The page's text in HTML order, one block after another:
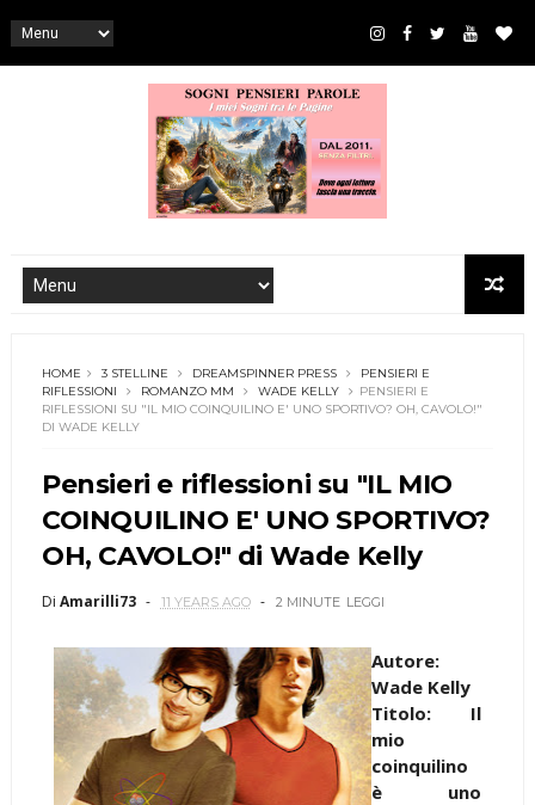
HOME 3 STELLINE DREAMSPINNER PRESS
PENSIERI E
RIFLESSIONI
ROMANZO MM WADE KELLY
PENSIERI E
RIFLESSIONI SU "IL MIO COINQUILINO E' UNO SPORTIVO? OH, CAVOLO!"
DI WADE KELLY
Pensieri e riflessioni su "IL MIO
COINQUILINO E' UNO SPORTIVO?
OH, CAVOLO!" di Wade Kelly
Di Amarilli73 11 YEARS AGO 2 MINUTE LEGGI
Autore:
Wade Kelly
Titolo: Il
mio
coinquilino
è uno